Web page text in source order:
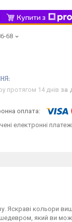
Купити з
68
протягом 14 днів за
електронні
кольори
який ви